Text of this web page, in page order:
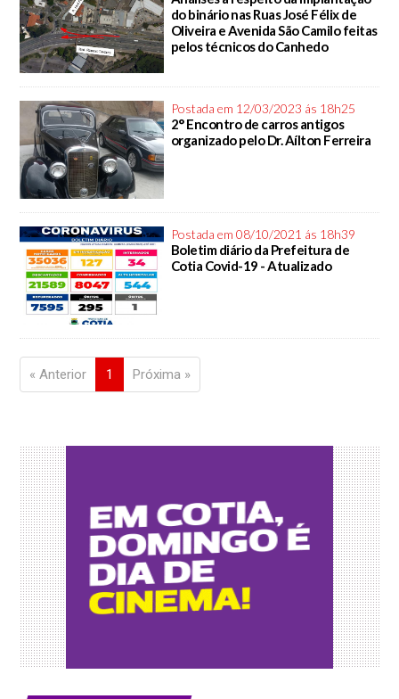
do binário nas Ruas José Félix de
Oliveira e Avenida São Camilo feitas
pelos técnicos do Canhedo
Postada em 12/03/2023 ás 18h25
2° Encontro de carros antigos
organizado pelo Dr. Aílton Ferreira
Postada em 08/10/2021 ás 18h39
Boletim diário da Prefeitura de
Cotia Covid-19 - Atualizado
« Anterior 1 Próxima »